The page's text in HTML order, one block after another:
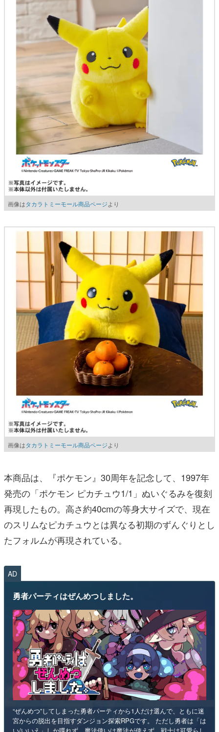
画像はタカラトミーモール商品ページより
画像はタカラトミーモール商品ページより
本商品は、『ポケモン』30周年を記念して、1997年
発売の「ポケモン ピカチュウ1/1」ぬいぐるみを復刻
再現したもの。高さ約40cmの等身大サイズで、現在
のスリムなピカチュウとは異なる初期のずんぐりとし
たフォルムが再現されている。
AD
勇者パーティはぜんめつしました。
“ぜんめつ”してしまった勇者パーティから1人だけ選んで、ともに迷
宮からの脱出を目指すダンジョン探索RPGです。 ただし勇者は「は
い/いいえ」しか喋れず、魔法使いは魔法が使えず、戦士は可愛らし